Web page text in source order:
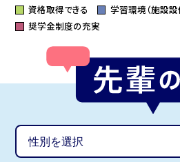
資格取得できる
学習環境（施設設
奨学金制度の充実